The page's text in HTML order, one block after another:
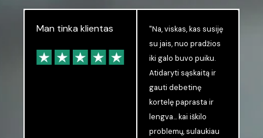
Man tinka klientas
"Na, viskas, kas susiję
su jais, nuo pradžios
iki galo buvo puiku.
Atidaryti sąskaitą ir
gauti debetinę
kortelę paprasta ir
lengva... kai iškilo
problemų, sulaukiau